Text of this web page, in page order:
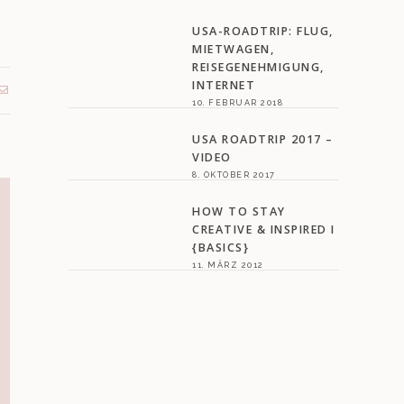
USA-ROADTRIP: FLUG,
MIETWAGEN,
REISEGENEHMIGUNG,
INTERNET
10. FEBRUAR 2018
USA ROADTRIP 2017 –
VIDEO
8. OKTOBER 2017
HOW TO STAY
CREATIVE & INSPIRED I
{BASICS}
11. MÄRZ 2012